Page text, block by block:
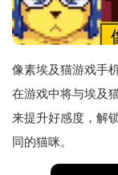
像素埃及猫游戏手
在游戏中将与埃及
来提升好感度，解
同的猫咪。